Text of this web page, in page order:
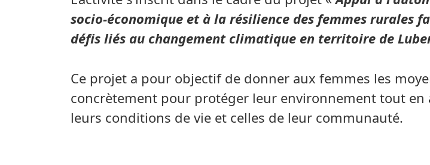
socio-économique et à la résilience des femmes rurales
défis liés au changement climatique en territoire de
Ce projet a pour objectif de donner aux femmes les
concrètement pour protéger leur environnement tout en
leurs conditions de vie et celles de leur communauté.